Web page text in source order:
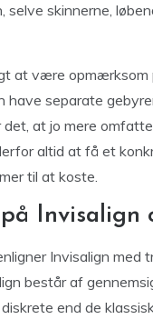
selve skinnerne,
at være opmærksom
have separate
at jo mere
altid at få et
til at koste.
på
Invisalign
består af
end de